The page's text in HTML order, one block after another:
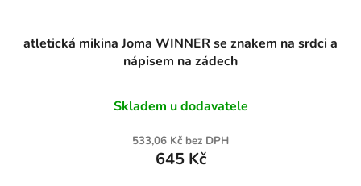
atletická mikina Joma WINNER se znakem na srdci a
nápisem na zádech
Skladem u dodavatele
533,06 Kč bez DPH
645 Kč